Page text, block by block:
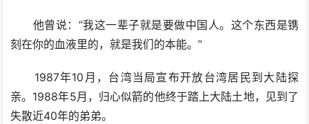
他曾说：“我这一辈子就是要做中国人。这个东西是镌
刻在你的血液里的，就是我们的本能。”
1987年10月，台湾当局宣布开放台湾居民到大陆探
亲。1988年5月，归心似箭的他终于踏上大陆土地，见到了
失散近40年的弟弟。